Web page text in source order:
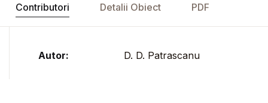
Contributori Detalii Obiect PDF
Autor: D. D. Patrascanu